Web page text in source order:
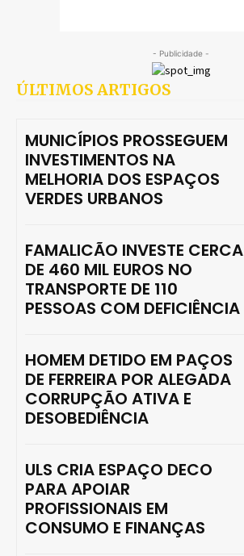
- Publicidade -
ÚLTIMOS ARTIGOS
MUNICÍPIOS PROSSEGUEM
INVESTIMENTOS NA
MELHORIA DOS ESPAÇOS
VERDES URBANOS
FAMALICÃO INVESTE CERCA
DE 460 MIL EUROS NO
TRANSPORTE DE 110
PESSOAS COM DEFICIÊNCIA
HOMEM DETIDO EM PAÇOS
DE FERREIRA POR ALEGADA
CORRUPÇÃO ATIVA E
DESOBEDIÊNCIA
ULS CRIA ESPAÇO DECO
PARA APOIAR
PROFISSIONAIS EM
CONSUMO E FINANÇAS